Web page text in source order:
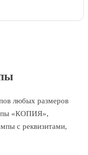
любых размеров
«КОПИЯ»,
с реквизитами,